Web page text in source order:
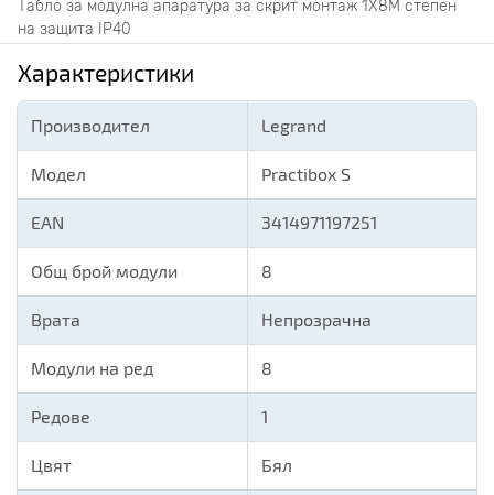
Табло за модулна апаратура за скрит монтаж 1X8M степен
на защита IP40
Характеристики
Производител Legrand
Модел Practibox S
EAN 3414971197251
Общ брой модули 8
Врата Непрозрачна
Модули на ред 8
Редове 1
Цвят Бял